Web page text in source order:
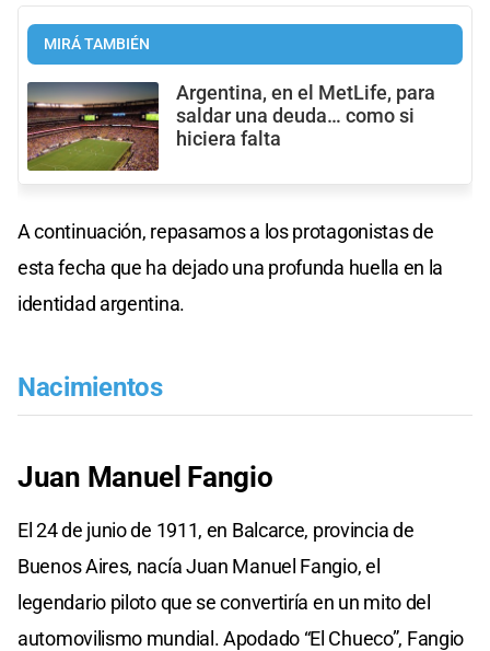
MIRÁ TAMBIÉN
Argentina, en el MetLife, para
saldar una deuda… como si
hiciera falta
A continuación, repasamos a los protagonistas de
esta fecha que ha dejado una profunda huella en la
identidad argentina.
Nacimientos
Juan Manuel Fangio
El 24 de junio de 1911, en Balcarce, provincia de
Buenos Aires, nacía Juan Manuel Fangio, el
legendario piloto que se convertiría en un mito del
automovilismo mundial. Apodado “El Chueco”, Fangio